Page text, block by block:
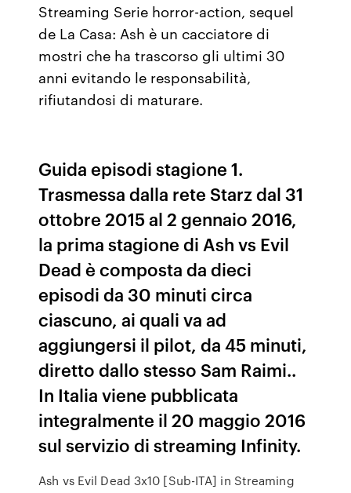
Streaming Serie horror-action, sequel
de La Casa: Ash è un cacciatore di
mostri che ha trascorso gli ultimi 30
anni evitando le responsabilità,
rifiutandosi di maturare.
Guida episodi stagione 1.
Trasmessa dalla rete Starz dal 31
ottobre 2015 al 2 gennaio 2016,
la prima stagione di Ash vs Evil
Dead è composta da dieci
episodi da 30 minuti circa
ciascuno, ai quali va ad
aggiungersi il pilot, da 45 minuti,
diretto dallo stesso Sam Raimi..
In Italia viene pubblicata
integralmente il 20 maggio 2016
sul servizio di streaming Infinity.
Ash vs Evil Dead 3x10 [Sub-ITA] in Streaming